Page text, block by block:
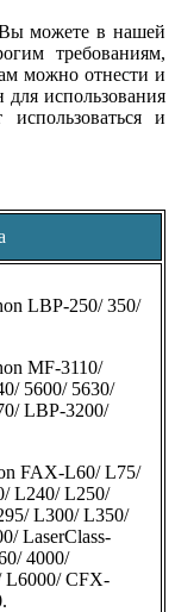
можете в нашей
требованиям,
можно отнести и
для использования
и
LBP-250/ 350/
MF-3110/
5600/ 5630/
LBP-3200/
FAX-L60/ L75/
L240/ L250/
L300/ L350/
LaserClass-
4000/
L6000/ CFX-